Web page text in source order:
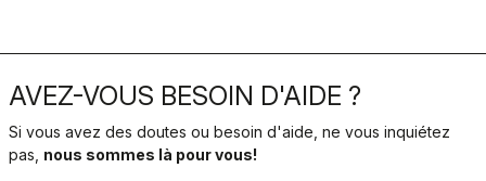
AVEZ-VOUS BESOIN D'AIDE ?
Si vous avez des doutes ou besoin d'aide, ne vous inquiétez
pas, nous sommes là pour vous!